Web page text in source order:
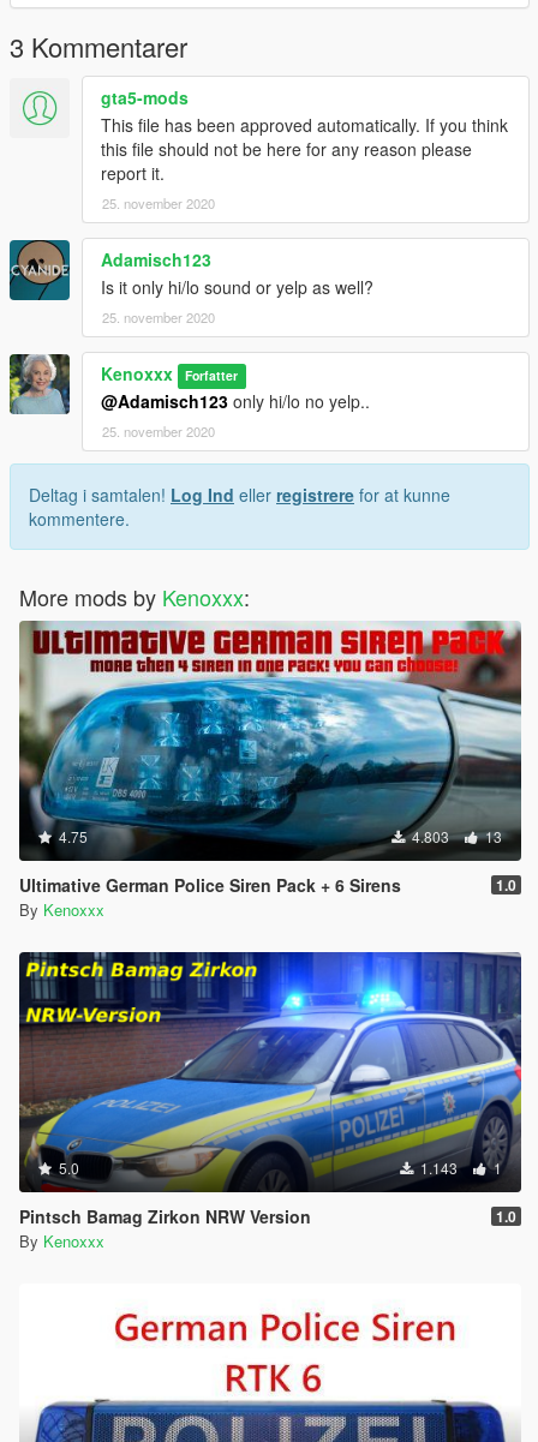
geschieht, muss mit Konsequenzen rechnen.
=== Changelog ===
V 1.0
- Stadtsignal / City Siren
- Stadtsignal / City Siren
- Landsignal / Country Siren
3 Kommentarer
gta5-mods
This file has been approved automatically. If you think
this file should not be here for any reason please
report it.
25. november 2020
Adamisch123
Is it only hi/lo sound or yelp as well?
25. november 2020
Kenoxxx Forfatter
@Adamisch123 only hi/lo no yelp..
25. november 2020
Deltag i samtalen! Log Ind eller registrere for at kunne
kommentere.
More mods by Kenoxxx:
4.75 4.803 13
Ultimative German Police Siren Pack + 6 Sirens 1.0
By Kenoxxx
5.0 1.143 1
Pintsch Bamag Zirkon NRW Version 1.0
By Kenoxxx